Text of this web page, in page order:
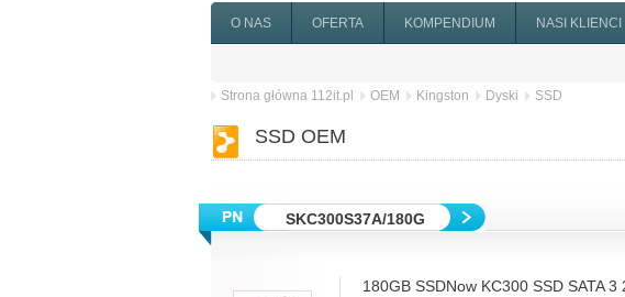
O NAS OFERTA KOMPENDIUM NASI KLIENCI
Strona główna 112it.pl OEM Kingston Dyski SSD
SSD OEM
SKC300S37A/180G
180GB SSDNow KC300 SSD SATA